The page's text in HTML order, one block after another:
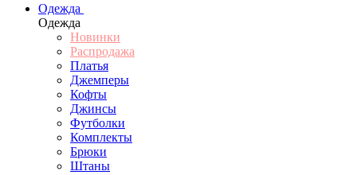
Одежда
Одежда
Новинки
Распродажа
Платья
Джемперы
Кофты
Джинсы
Футболки
Комплекты
Брюки
Штаны